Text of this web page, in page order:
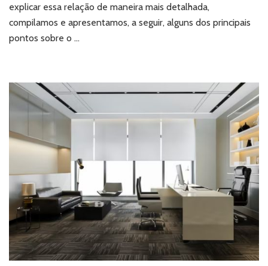
oeste
de
explicar essa relação de maneira mais detalhada,
compilamos e apresentamos, a seguir, alguns dos principais
pontos sobre o …